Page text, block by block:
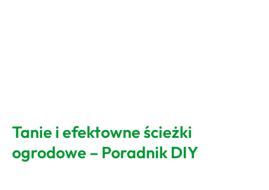
Tanie i efektowne ścieżki
ogrodowe – Poradnik DIY